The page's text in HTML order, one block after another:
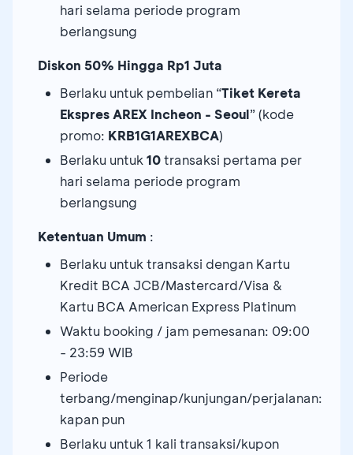
hari selama periode program
berlangsung
Diskon 50% Hingga Rp1 Juta
Berlaku untuk pembelian “Tiket Kereta
Ekspres AREX Incheon - Seoul” (kode
promo: KRB1G1AREXBCA)
Berlaku untuk 10transaksi pertama per
hari selama periode program
berlangsung
Ketentuan Umum :
Berlaku untuk transaksi dengan Kartu
Kredit BCA JCB/Mastercard/Visa &
Kartu BCA American Express Platinum
Waktu booking / jam pemesanan: 09:00
- 23:59 WIB
Periode
terbang/menginap/kunjungan/perjalanan:
kapan pun
Berlaku untuk 1 kali transaksi/kupon